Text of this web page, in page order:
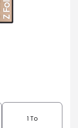
1 To